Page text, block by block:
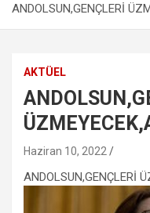
ANDOLSUN,GENÇLERİ
AKTÜEL
Haziran 10, 2022
ANDOLSUN,GENÇLERİ